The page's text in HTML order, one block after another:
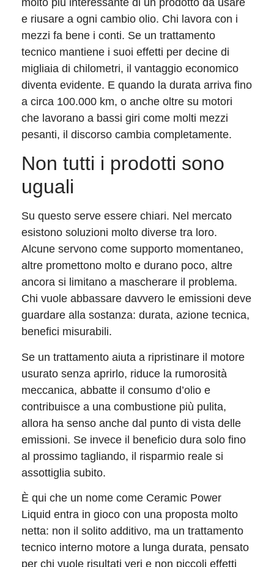
molto più interessante di un prodotto da usare
e riusare a ogni cambio olio. Chi lavora con i
mezzi fa bene i conti. Se un trattamento
tecnico mantiene i suoi effetti per decine di
migliaia di chilometri, il vantaggio economico
diventa evidente. E quando la durata arriva fino
a circa 100.000 km, o anche oltre su motori
che lavorano a bassi giri come molti mezzi
pesanti, il discorso cambia completamente.
Non tutti i prodotti sono
uguali
Su questo serve essere chiari. Nel mercato
esistono soluzioni molto diverse tra loro.
Alcune servono come supporto momentaneo,
altre promettono molto e durano poco, altre
ancora si limitano a mascherare il problema.
Chi vuole abbassare davvero le emissioni deve
guardare alla sostanza: durata, azione tecnica,
benefici misurabili.
Se un trattamento aiuta a ripristinare il motore
usurato senza aprirlo, riduce la rumorosità
meccanica, abbatte il consumo d’olio e
contribuisce a una combustione più pulita,
allora ha senso anche dal punto di vista delle
emissioni. Se invece il beneficio dura solo fino
al prossimo tagliando, il risparmio reale si
assottiglia subito.
È qui che un nome come Ceramic Power
Liquid entra in gioco con una proposta molto
netta: non il solito additivo, ma un trattamento
tecnico interno motore a lunga durata, pensato
per chi vuole risultati veri e non piccoli effetti